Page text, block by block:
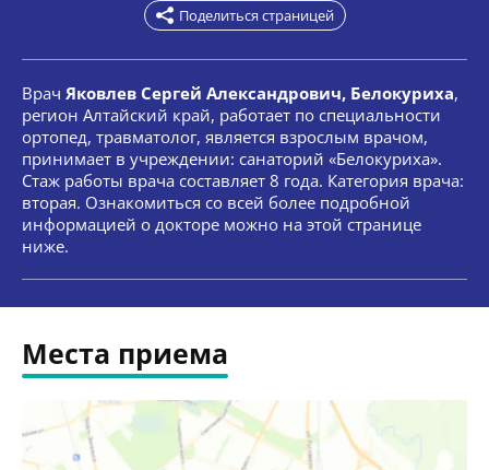
Поделиться страницей
Врач Яковлев Сергей Александрович, Белокуриха,
регион Алтайский край, работает по специальности
ортопед, травматолог, является взрослым врачом,
принимает в учреждении: санаторий «Белокуриха».
Стаж работы врача составляет 8 года. Категория врача:
вторая. Ознакомиться со всей более подробной
информацией о докторе можно на этой странице
ниже.
Места приема